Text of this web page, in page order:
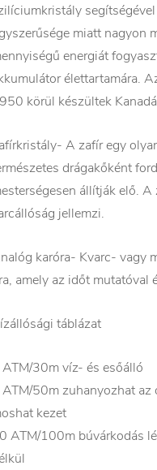
miatt nagyon
energiát
élettartamára.
körül készültek
A zafír egy
drágakőként
állítják elő.
jellemzi.
karóra- Kvarc- vagy
amely az időt mutatóval
táblázat
30m víz- és esőálló
50m zuhanyozhat az
kezet
ATM/100m búvárkodás